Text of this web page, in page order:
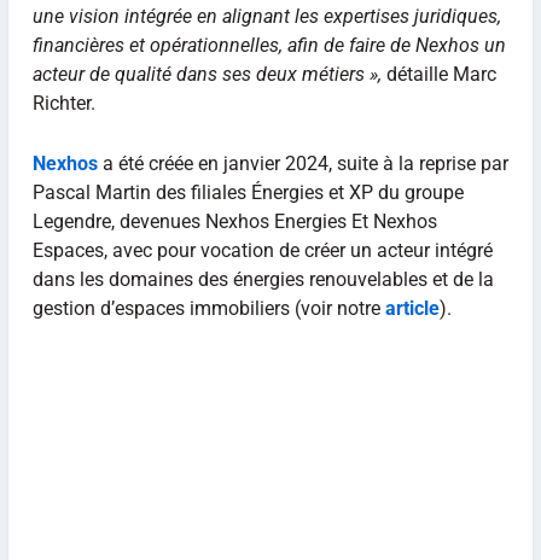
une vision intégrée en alignant les expertises juridiques,
financières et opérationnelles, afin de faire de Nexhos un
acteur de qualité dans ses deux métiers », détaille Marc
Richter.
Nexhos a été créée en janvier 2024, suite à la reprise par
Pascal Martin des filiales Énergies et XP du groupe
Legendre, devenues Nexhos Energies Et Nexhos
Espaces, avec pour vocation de créer un acteur intégré
dans les domaines des énergies renouvelables et de la
gestion d’espaces immobiliers (voir notre article).